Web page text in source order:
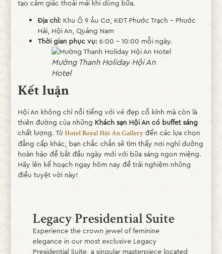
tạo cảm giác thoải mái khi dùng bữa.
Địa chỉ:Khu Ô 9 Âu Cơ, KĐT Phước Trạch - Phước
Hải, Hội An, Quảng Nam
Thời gian phục vụ:6:00 - 10:00 mỗi ngày.
Mường Thanh Holiday Hội An
Hotel
Kết luận
Hội An không chỉ nổi tiếng với vẻ đẹp cổ kính mà còn là
thiên đường của những Khách sạn Hội An có buffet sáng
chất lượng. Từ Hotel Royal Hội An Galleryđến các lựa chọn
đẳng cấp khác, bạn chắc chắn sẽ tìm thấy nơi nghỉ dưỡng
hoàn hảo để bắt đầu ngày mới với bữa sáng ngon miệng.
Hãy lên kế hoạch ngay hôm nay để trải nghiệm những
điều tuyệt vời này!
Legacy Presidential Suite
Experience the crown jewel of feminine
elegance in our most exclusive Legacy
Presidential Suite, a singular masterpiece located